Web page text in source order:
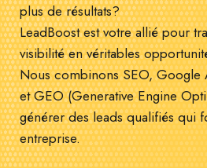
plus de résultats?
LeadBoost est votre allié pour
visibilité en véritables
Nous combinons SEO, Google
et GEO (Generative Engine
générer des leads qualifiés qui
entreprise.